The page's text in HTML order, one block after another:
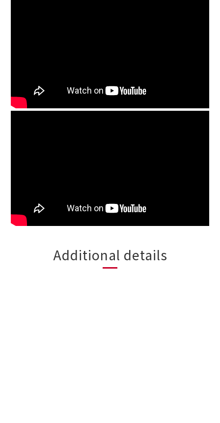
Additional details